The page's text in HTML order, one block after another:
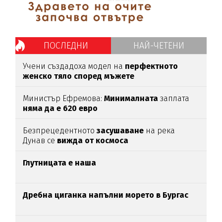
ПОСЛЕДНИ НАЙ-ЧЕТЕНИ
Учени създадоха модел на перфектното
женско тяло според мъжете
Министър Ефремова:Минималната заплата
няма да е 620 евро
Безпрецедентнотозасушаване на река
Дунав се вижда от космоса
Глутницата е наша
Дребна циганка напълни морето в Бургас